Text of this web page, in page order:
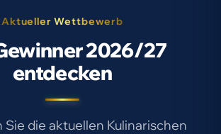
Aktueller Wettbewerb
2026/27
entdecken
Sie die aktuellen Kulinarischen